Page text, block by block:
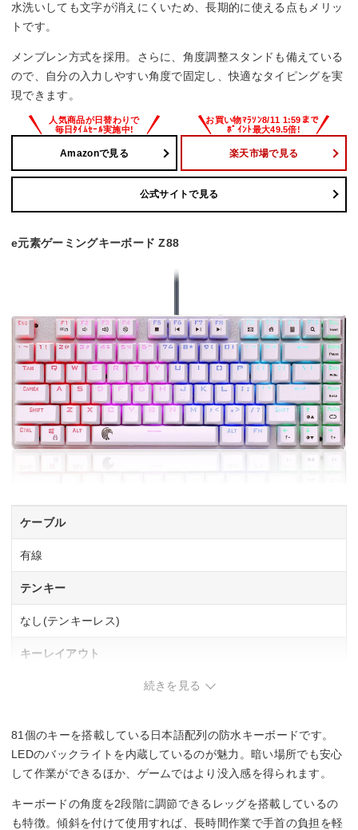
サイズ
水洗いしても文字が消えにくいため、長期的に使える点もメリッ
トです。
メンブレン方式を採用。さらに、角度調整スタンドも備えている
ので、自分の入力しやすい角度で固定し、快適なタイピングを実
現できます。
Amazonで見る 楽天市場で見る
公式サイトで見る
e元素ゲーミングキーボード Z88
ケーブル
有線
テンキー
なし(テンキーレス)
キーレイアウト
ー
〇
続きを見る
81個のキーを搭載している日本語配列の防水キーボードです。
LEDのバックライトを内蔵しているのが魅力。暗い場所でも安心
して作業ができるほか、ゲームではより没入感を得られます。
キーボードの角度を2段階に調節できるレッグを搭載しているの
も特徴。傾斜を付けて使用すれば、長時間作業で手首の負担を軽